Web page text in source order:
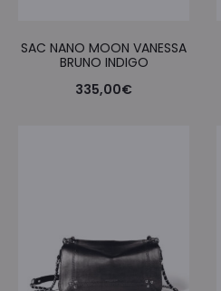
SAC NANO MOON VANESSA
BRUNO INDIGO
335,00€